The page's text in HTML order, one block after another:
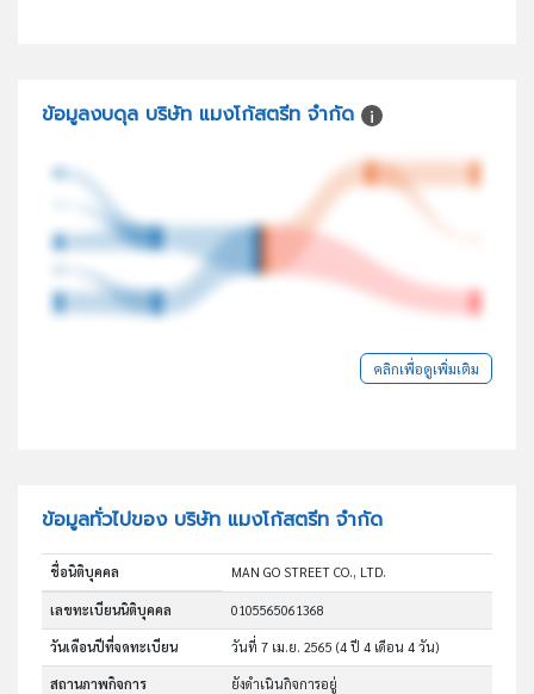
ข้อมูลงบดุล บริษัท แมงโก้สตรีท จำกัด
คลิกเพื่อดูเพิ่มเติม
ข้อมูลทั่วไปของ บริษัท แมงโก้สตรีท จำกัด
ชื่อนิติบุคคล MAN GO STREET CO., LTD.
เลขทะเบียนนิติบุคคล 0105565061368
วันเดือนปีที่จดทะเบียน วันที่ 7 เม.ย. 2565(4 ปี 4 เดือน 4 วัน)
สถานภาพกิจการ ยังดำเนินกิจการอยู่